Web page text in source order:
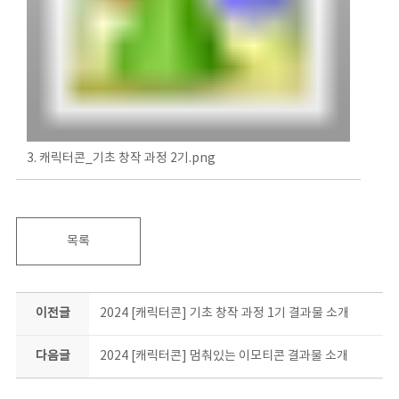
3. 캐릭터콘_기초 창작 과정 2기.png
목록
이전글 2024 [캐릭터콘] 기초 창작 과정 1기 결과물 소개
다음글 2024 [캐릭터콘] 멈춰있는 이모티콘 결과물 소개